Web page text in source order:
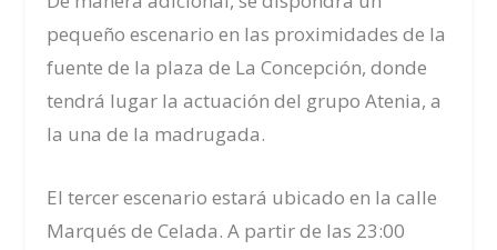
pequeño escenario en las proximidades de la
fuente de la plaza de La Concepción, donde
tendrá lugar la actuación del grupo Atenia, a
la una de la madrugada.
El tercer escenario estará ubicado en la calle
Marqués de Celada. A partir de las 23:00